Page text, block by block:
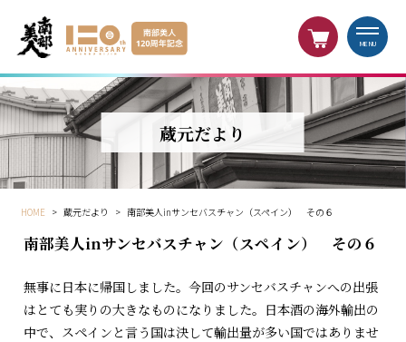
MENU
蔵元だより
HOME > 蔵元だより > 南部美人inサンセバスチャン（スペイン） その６
南部美人inサンセバスチャン（スペイン） その６
無事に日本に帰国しました。今回のサンセバスチャンへの出張
はとても実りの大きなものになりました。日本酒の海外輸出の
中で、スペインと言う国は決して輸出量が多い国ではありませ